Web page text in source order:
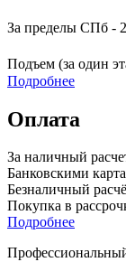
За пределы СПб -
Подъем (за один
Подробнее
Оплата
За наличный
Банковскими
Безналичный
Покупка в
Подробнее